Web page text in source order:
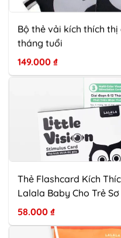
Bộ thẻ vải kích thích thị
tháng tuổi
149.000 ₫
Thẻ Flashcard Kích
Lalala Baby Cho Trẻ Sơ
58.000 ₫